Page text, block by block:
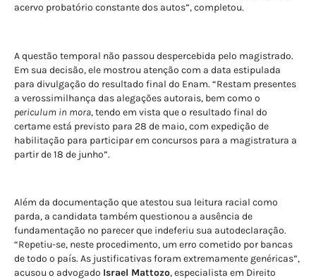
acervo probatório constante dos autos”, completou.
A questão temporal não passou despercebida pelo magistrado.
Em sua decisão, ele mostrou atenção com a data estipulada
para divulgação do resultado final do Enam. “Restam presentes
a verossimilhança das alegações autorais, bem como o
periculum in mora, tendo em vista que o resultado final do
certame está previsto para 28 de maio, com expedição de
habilitação para participar em concursos para a magistratura a
partir de 18 de junho”.
Além da documentação que atestou sua leitura racial como
parda, a candidata também questionou a ausência de
fundamentação no parecer que indeferiu sua autodeclaração.
“Repetiu-se, neste procedimento, um erro cometido por bancas
de todo o país. As justificativas foram extremamente genéricas”,
acusou o advogado Israel Mattozo, especialista em Direito